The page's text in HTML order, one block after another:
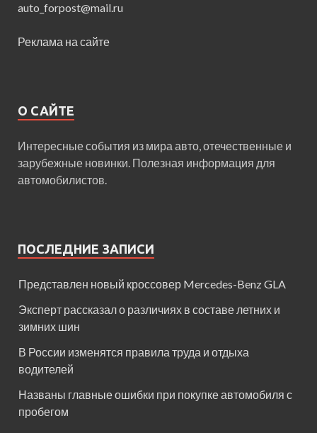
auto_forpost@mail.ru
Реклама на сайте
О САЙТЕ
Интересные события из мира авто, отечественные и
зарубежные новинки. Полезная информация для
автомобилистов.
ПОСЛЕДНИЕ ЗАПИСИ
Представлен новый кроссовер Mercedes-Benz GLA
Эксперт рассказал о различиях в составе летних и
зимних шин
В России изменятся правила труда и отдыха
водителей
Названы главные ошибки при покупке автомобиля с
пробегом